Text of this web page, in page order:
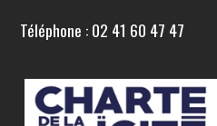
Téléphone : 02 41 60 47 47